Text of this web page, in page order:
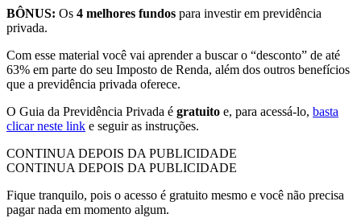
BÔNUS: Os 4 melhores fundos para investir em previdência
privada.
Com esse material você vai aprender a buscar o “desconto” de até
63% em parte do seu Imposto de Renda, além dos outros benefícios
que a previdência privada oferece.
O Guia da Previdência Privada é gratuito e, para acessá-lo, basta
clicar neste link e seguir as instruções.
CONTINUA DEPOIS DA PUBLICIDADE
CONTINUA DEPOIS DA PUBLICIDADE
Fique tranquilo, pois o acesso é gratuito mesmo e você não precisa
pagar nada em momento algum.